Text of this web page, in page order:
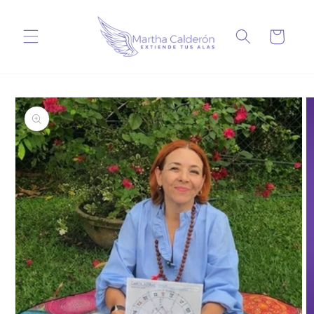
al contenido
Carrito
directamente
a la
información
del producto